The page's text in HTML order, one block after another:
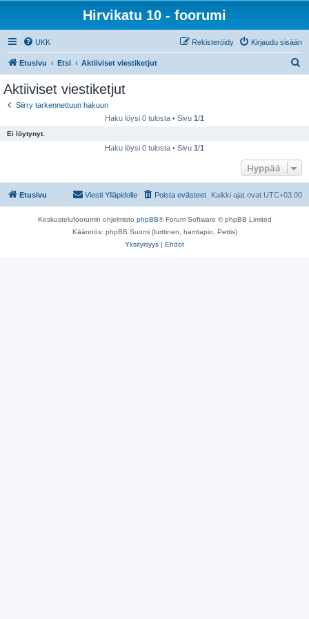
Hirvikatu 10 - foorumi
UKK Kirjaudu sisään
Rekisteröidy
Etusivu Etsi Aktiiviset viestiketjut
Aktiiviset viestiketjut
Siirry tarkennettuun hakuun
Haku löysi 0 tulosta • Sivu 1/1
Ei löytynyt.
Haku löysi 0 tulosta • Sivu 1/1
Hyppää
Etusivu Kaikki ajat ovat UTC+03:00
Poista evästeet
Viesti Ylläpidolle
Keskustelufoorumin ohjelmisto phpBB® Forum Software © phpBB Limited
Käännös: phpBB Suomi (lurttinen, harritapio, Pettis)
Yksityisyys | Ehdot